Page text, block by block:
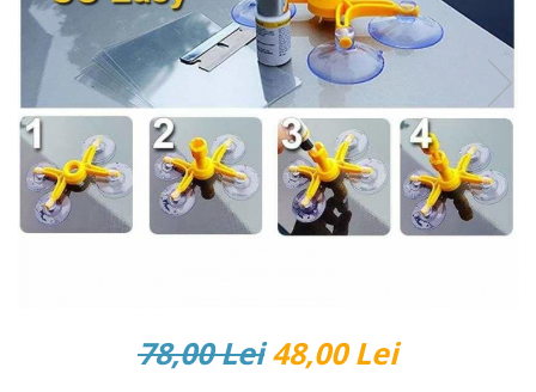
Reparatii si Renovare
78,00 Lei 48,00 Lei